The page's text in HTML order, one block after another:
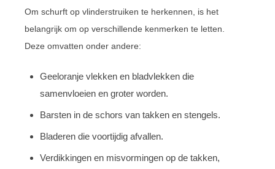
Om schurft op vlinderstruiken te herkennen, is het
belangrijk om op verschillende kenmerken te letten.
Deze omvatten onder andere:
Geeloranje vlekken en bladvlekken die
samenvloeien en groter worden.
Barsten in de schors van takken en stengels.
Bladeren die voortijdig afvallen.
Verdikkingen en misvormingen op de takken,